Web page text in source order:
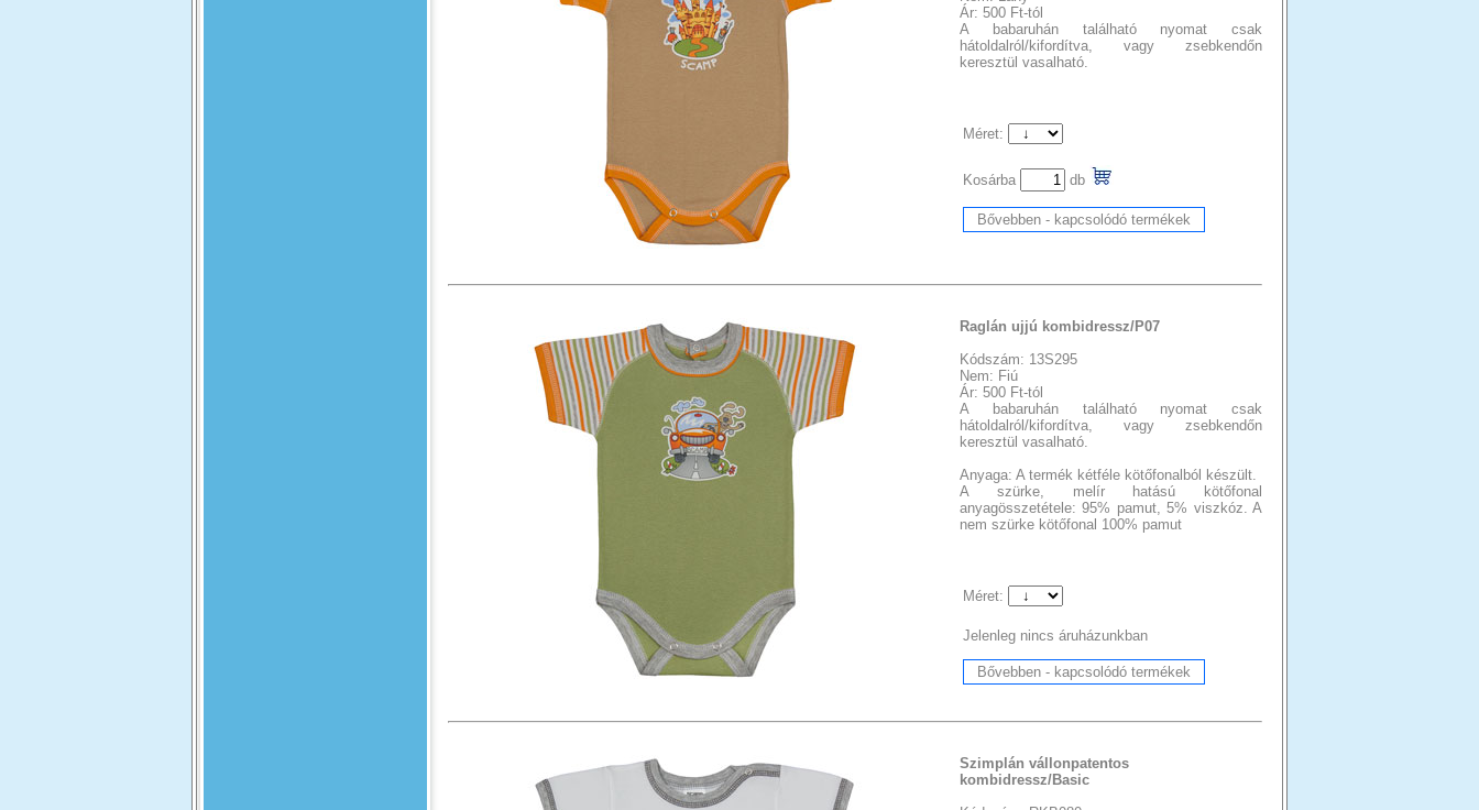
Ár: 500 Ft-tól
A babaruhán található nyomat csak
hátoldalról/kifordítva, vagy zsebkendőn
keresztül vasalható.
Méret:
Kosárba db
Raglán ujjú kombidressz/P07
Kódszám: 13S295
Nem: Fiú
Ár: 500 Ft-tól
A babaruhán található nyomat csak
hátoldalról/kifordítva, vagy zsebkendőn
keresztül vasalható.
Anyaga: A termék kétféle kötőfonalból készült.
A szürke, melír hatású kötőfonal
anyagösszetétele: 95% pamut, 5% viszkóz. A
nem szürke kötőfonal 100% pamut
Méret:
Jelenleg nincs áruházunkban
Szimplán vállonpatentos
kombidressz/Basic